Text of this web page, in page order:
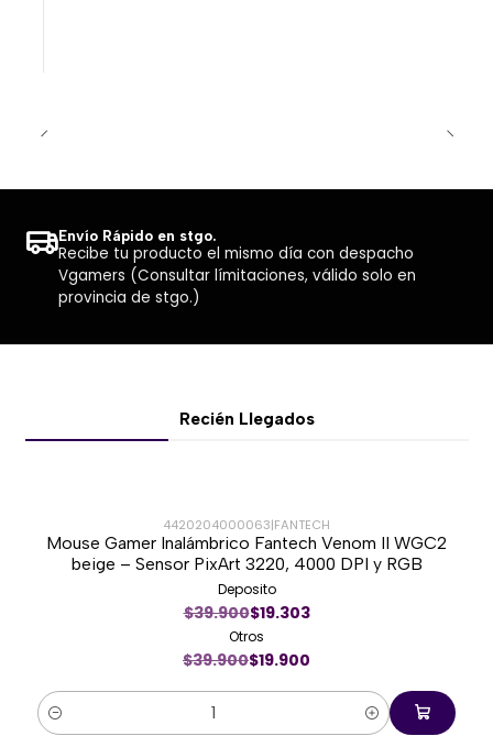
Envío Rápido en stgo.
Recibe tu producto el mismo día con despacho
Vgamers (Consultar límitaciones, válido solo en
provincia de stgo.)
Recién Llegados
-50%
4420204000063|FANTECH
Mouse Gamer Inalámbrico Fantech Venom II WGC2
beige – Sensor PixArt 3220, 4000 DPI y RGB
Deposito
$39.900$19.303
Otros
$39.900$19.900
Cantidad